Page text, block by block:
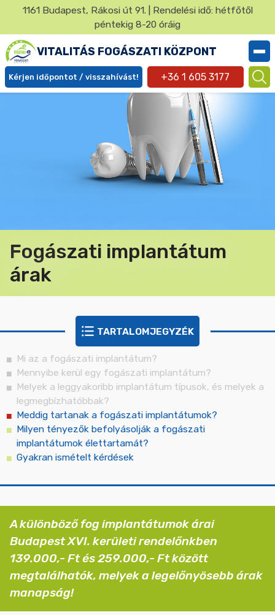
Ugrás
tartalomra
1161 Budapest, Rákosi út 91. | Rendelési idő: hétfőtől
péntekig 8-20 óráig
VITALITÁS FOGÁSZATI KÖZPONT
+36 1 605 3177
Kérjen időpontot / visszahívást!
Fogászati implantátum
árak
TARTALOMJEGYZÉK
Mi az a fogászati implantátum?
Mennyibe kerül egy fogászati implantátum?
Melyek a leggyakoribb implantátum típusok, és melyek a
legmegbízhatóbbak?
Meddig tartanak a fogászati implantátumok?
Milyen tényezők befolyásolják a fogászati
implantátumok élettartamát?
Gyakran ismételt kérdések
A különböző fog implantátumok árai
Budapest XVI. kerületi rendelőnkben
139.000,- Ft és 259.000,- Ft között
megtalálhatók, melyek a legelőnyösebb árak
manapság!
✕